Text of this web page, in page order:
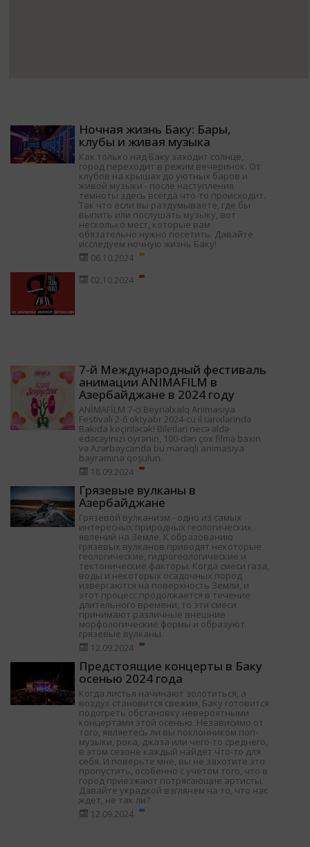
Ночная жизнь Баку: Бары,
клубы и живая музыка
Как только над Баку заходит солнце,
город переходит в режим вечеринок. От
клубов на крышах до уютных баров и
живой музыки - после наступления
темноты здесь всегда что-то происходит.
Так что если вы раздумываете, где бы
выпить или послушать музыку, вот
несколько мест, которые вам
обязательно нужно посетить. Давайте
исследуем ночную жизнь Баку!
06.10.2024
02.10.2024
7-й Международный фестиваль
анимации ANIMAFILM в
Азербайджане в 2024 году
ANİMAFİLM 7-ci Beynəlxalq Animasiya
Festivalı 2-6 oktyabr 2024-cü il tarixlərində
Bakıda keçiriləcək! Biletləri necə əldə
edəcəyinizi öyrənin, 100-dən çox filmə baxın
və Azərbaycanda bu maraqlı animasiya
bayramına qoşulun.
18.09.2024
Грязевые вулканы в
Азербайджане
Грязевой вулканизм - одно из самых
интересных природных геологических
явлений на Земле. К образованию
грязевых вулканов приводят некоторые
геологические, гидрогеологические и
тектонические факторы. Когда смеси газа,
воды и некоторых осадочных пород
извергаются на поверхность Земли, и
этот процесс продолжается в течение
длительного времени, то эти смеси
принимают различные внешние
морфологические формы и образуют
грязевые вулканы.
12.09.2024
Предстоящие концерты в Баку
осенью 2024 года
Когда листья начинают золотиться, а
воздух становится свежим, Баку готовится
подогреть обстановку невероятными
концертами этой осенью. Независимо от
того, являетесь ли вы поклонником поп-
музыки, рока, джаза или чего-то среднего,
в этом сезоне каждый найдет что-то для
себя. И поверьте мне, вы не захотите это
пропустить, особенно с учетом того, что в
город приезжают потрясающие артисты.
Давайте украдкой взглянем на то, что нас
ждет, не так ли?
12.09.2024